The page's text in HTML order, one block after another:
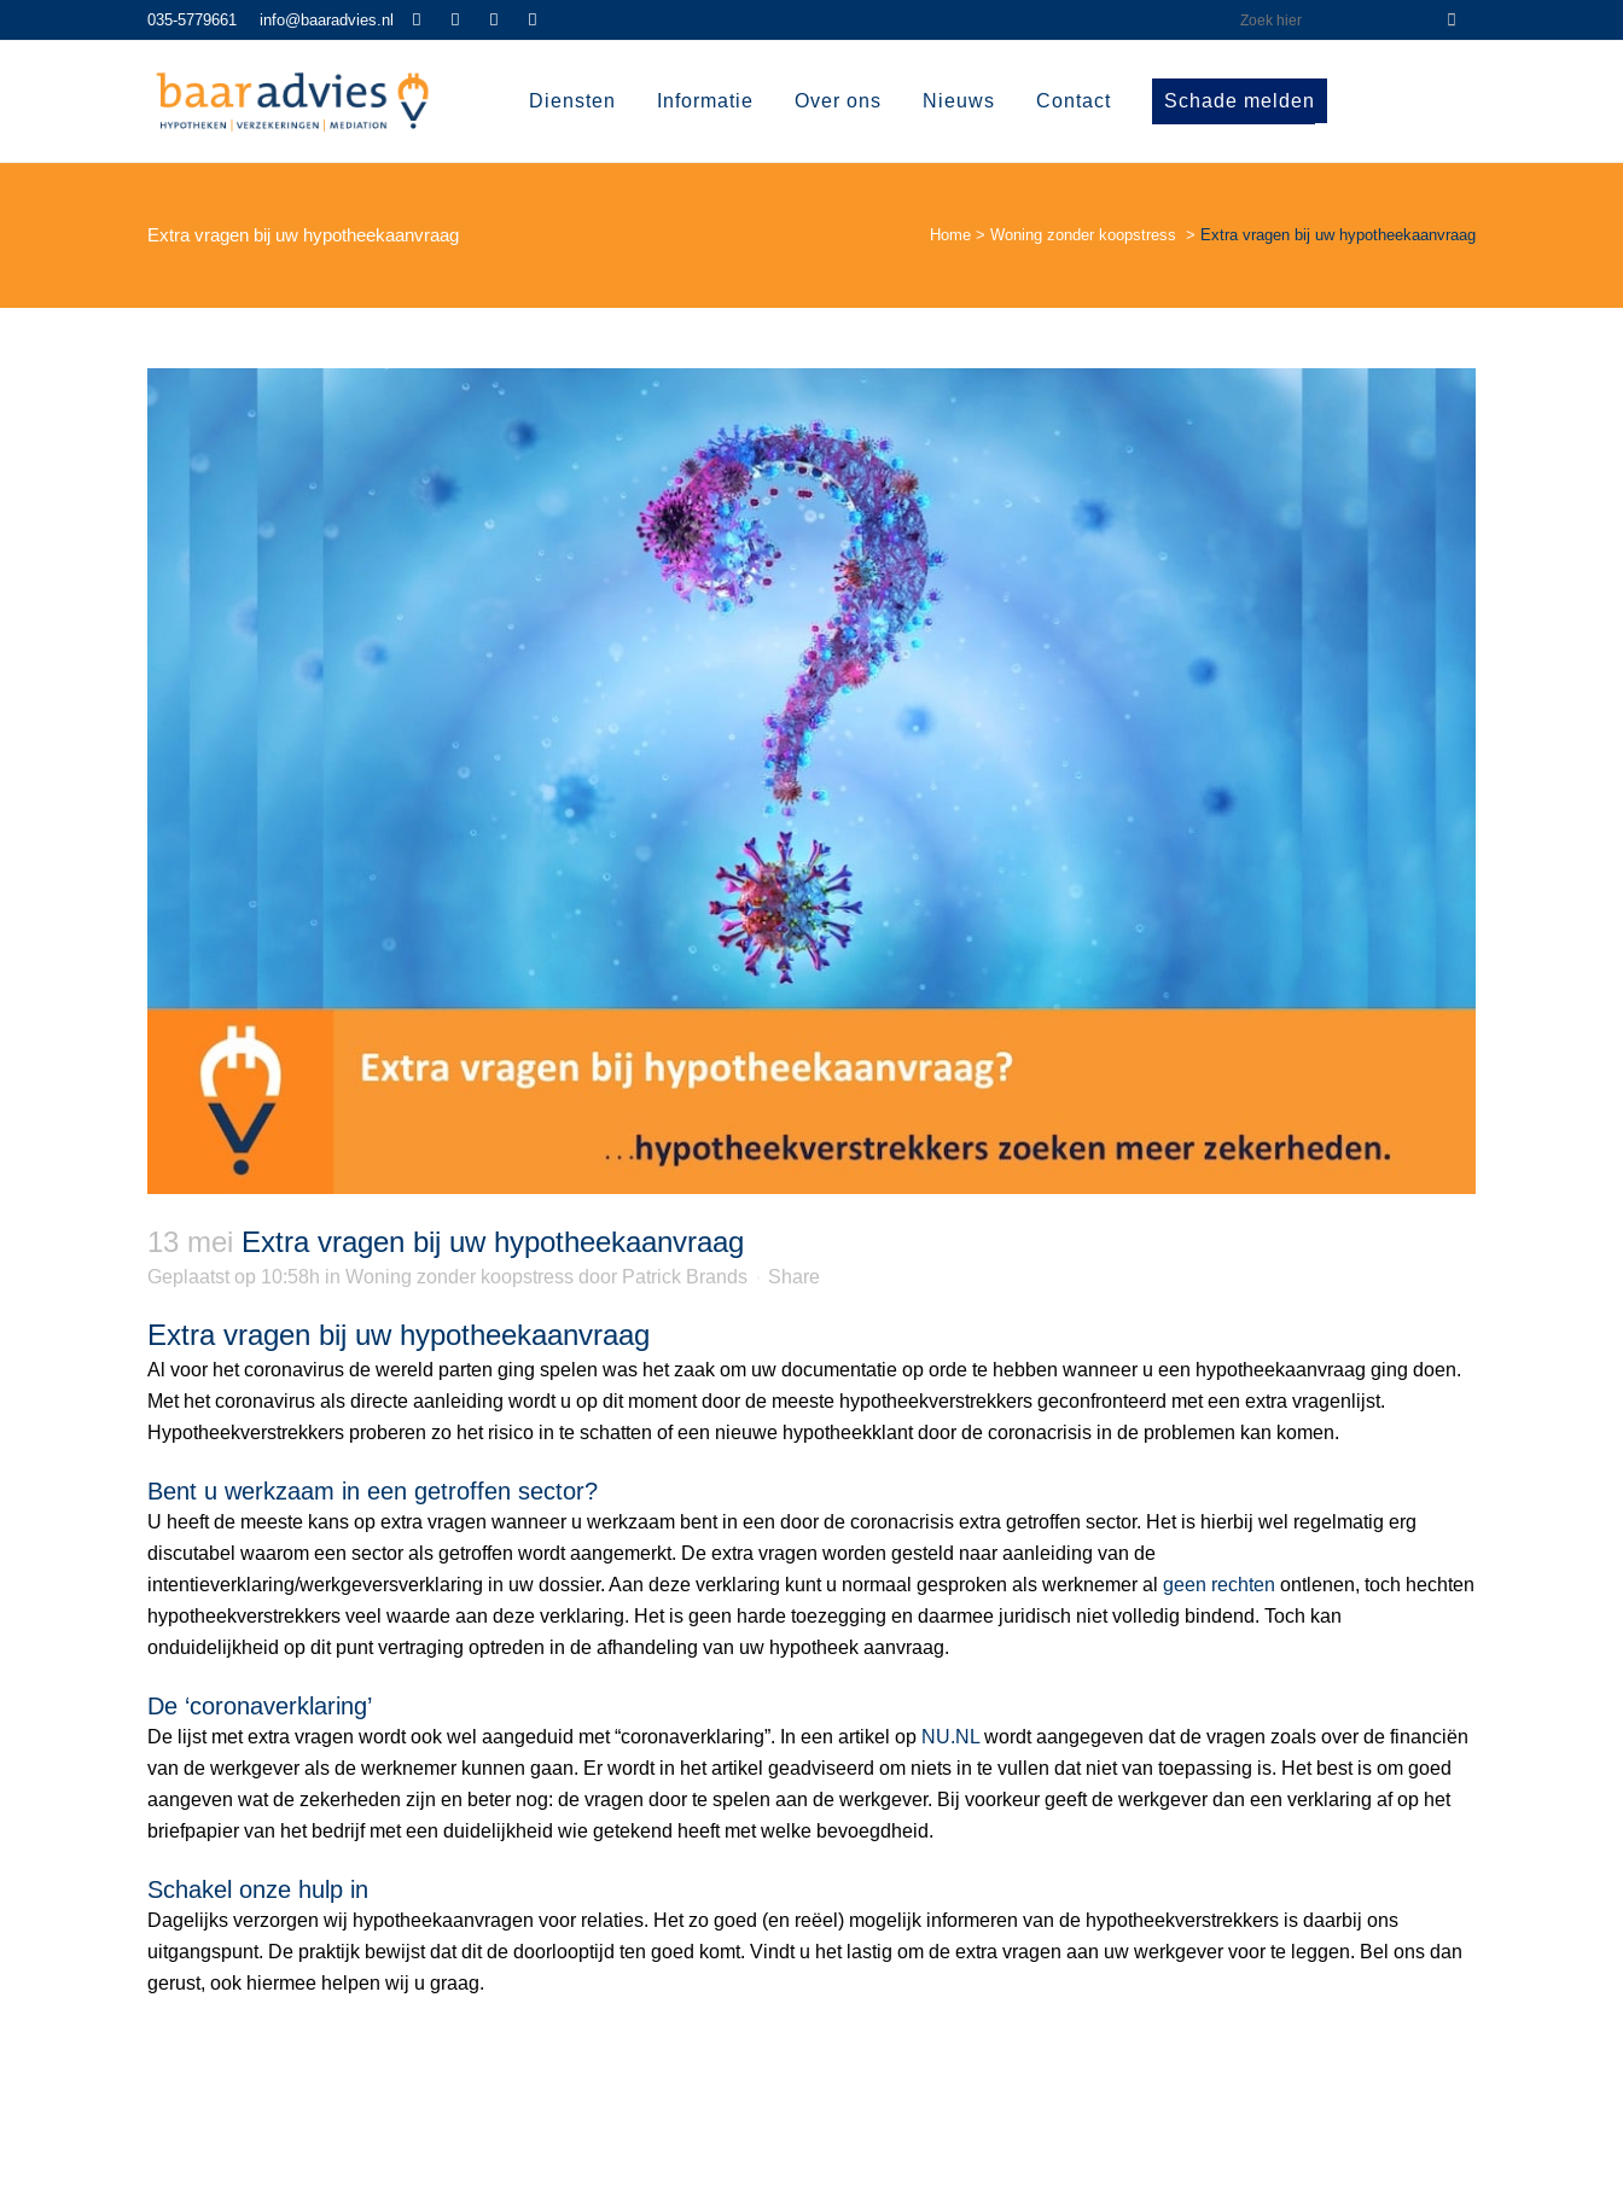
035-5779661 info@baaradvies.nl
Diensten Informatie Over ons Nieuws Contact Schade melden
Extra vragen bij uw hypotheekaanvraag Home > Woning zonder koopstress > Extra vragen bij uw hypotheekaanvraag
13 mei Extra vragen bij uw hypotheekaanvraag
Geplaatst op 10:58h in Woning zonder koopstress door Patrick Brands Share
Extra vragen bij uw hypotheekaanvraag
Al voor het coronavirus de wereld parten ging spelen was het zaak om uw documentatie op orde te hebben wanneer u een hypotheekaanvraag ging doen.
Met het coronavirus als directe aanleiding wordt u op dit moment door de meeste hypotheekverstrekkers geconfronteerd met een extra vragenlijst.
Hypotheekverstrekkers proberen zo het risico in te schatten of een nieuwe hypotheekklant door de coronacrisis in de problemen kan komen.
Bent u werkzaam in een getroffen sector?
U heeft de meeste kans op extra vragen wanneer u werkzaam bent in een door de coronacrisis extra getroffen sector. Het is hierbij wel regelmatig erg
discutabel waarom een sector als getroffen wordt aangemerkt. De extra vragen worden gesteld naar aanleiding van de
intentieverklaring/werkgeversverklaring in uw dossier. Aan deze verklaring kunt u normaal gesproken als werknemer al geen rechten ontlenen, toch hechten
hypotheekverstrekkers veel waarde aan deze verklaring. Het is geen harde toezegging en daarmee juridisch niet volledig bindend. Toch kan
onduidelijkheid op dit punt vertraging optreden in de afhandeling van uw hypotheek aanvraag.
De ‘coronaverklaring’
De lijst met extra vragen wordt ook wel aangeduid met “coronaverklaring”. In een artikel op NU.NLwordt aangegeven dat de vragen zoals over de financiën
van de werkgever als de werknemer kunnen gaan. Er wordt in het artikel geadviseerd om niets in te vullen dat niet van toepassing is. Het best is om goed
aangeven wat de zekerheden zijn en beter nog: de vragen door te spelen aan de werkgever. Bij voorkeur geeft de werkgever dan een verklaring af op het
briefpapier van het bedrijf met een duidelijkheid wie getekend heeft met welke bevoegdheid.
Schakel onze hulp in
Dagelijks verzorgen wij hypotheekaanvragen voor relaties. Het zo goed (en reëel) mogelijk informeren van de hypotheekverstrekkers is daarbij ons
uitgangspunt. De praktijk bewijst dat dit de doorlooptijd ten goed komt. Vindt u het lastig om de extra vragen aan uw werkgever voor te leggen. Bel ons dan
gerust, ook hiermee helpen wij u graag.